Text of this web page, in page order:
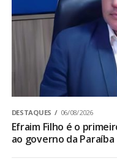
DESTAQUES 06/08/2026
Efraim Filho é o
ao governo da Paraíba